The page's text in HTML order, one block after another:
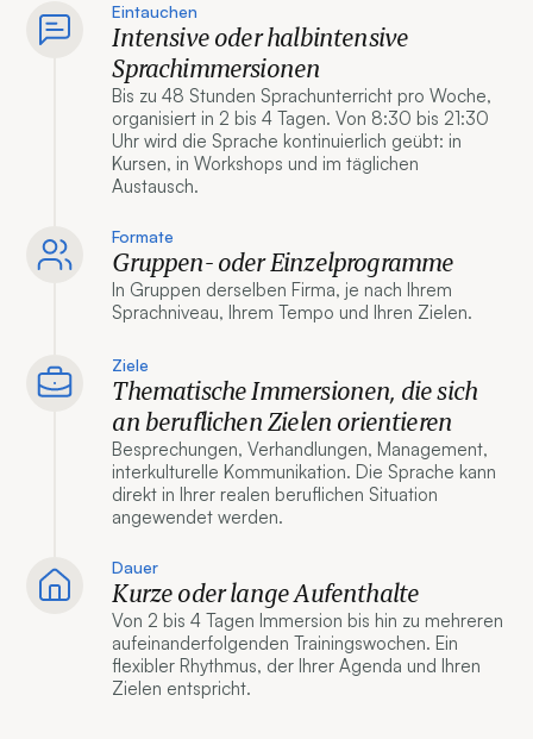
Eintauchen
Intensive oder halbintensive
Sprachimmersionen
Bis zu 48 Stunden Sprachunterricht pro Woche,
organisiert in 2 bis 4 Tagen. Von 8:30 bis 21:30
Uhr wird die Sprache kontinuierlich geübt: in
Kursen, in Workshops und im täglichen
Austausch.
Formate
Gruppen- oder Einzelprogramme
In Gruppen derselben Firma, je nach Ihrem
Sprachniveau, Ihrem Tempo und Ihren Zielen.
Ziele
Thematische Immersionen, die sich
an beruflichen Zielen orientieren
Besprechungen, Verhandlungen, Management,
interkulturelle Kommunikation. Die Sprache kann
direkt in Ihrer realen beruflichen Situation
angewendet werden.
Dauer
Kurze oder lange Aufenthalte
Von 2 bis 4 Tagen Immersion bis hin zu mehreren
aufeinanderfolgenden Trainingswochen. Ein
flexibler Rhythmus, der Ihrer Agenda und Ihren
Zielen entspricht.